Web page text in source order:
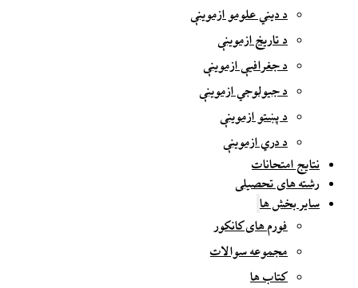
د دیني علومو ازموینې
د تاریخ ازموینې
د جغرافیې ازموینې
د جیولوجي ازموینې
د پښتو ازموینې
د دري ازموینې
نتایج امتحانات
رشته های تحصیلی
سایر بخش ها
فورم های کانکور
مجموعه سوالات
کتاب ها